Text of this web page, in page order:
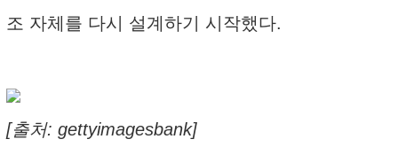
조 자체를 다시 설계하기 시작했다.
[출처: gettyimagesbank]